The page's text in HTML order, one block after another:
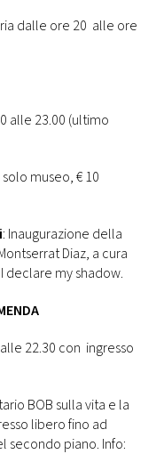
dalle ore 20 alle ore
alle 23.00 (ultimo
museo, € 10
: Inaugurazione della
Diaz, a cura
my shadow.
22.30 con ingresso
BOB sulla vita e la
libero fino ad
secondo piano. Info: